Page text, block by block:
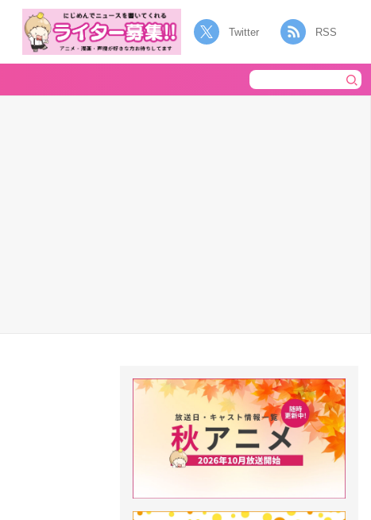
Twitter RSS